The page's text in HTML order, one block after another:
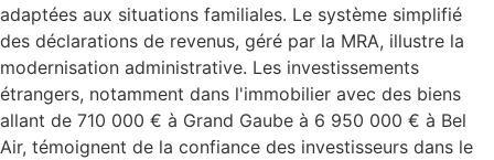
adaptées aux situations familiales. Le système simplifié
des déclarations de revenus, géré par la MRA, illustre la
modernisation administrative. Les investissements
étrangers, notamment dans l'immobilier avec des biens
allant de 710 000 € à Grand Gaube à 6 950 000 € à Bel
Air, témoignent de la confiance des investisseurs dans le